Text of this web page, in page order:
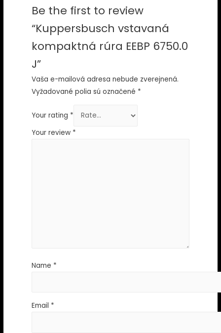
Be the first to review
“Kuppersbusch vstavaná
kompaktná rúra EEBP 6750.0
J”
Vaša e-mailová adresa nebude zverejnená.
Vyžadované polia sú označené *
Your rating *
Your review *
Name *
Email *